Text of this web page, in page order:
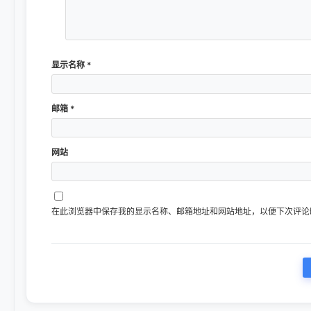
显示名称 *
邮箱 *
网站
在此浏览器中保存我的显示名称、邮箱地址和网站地址，以便下次评